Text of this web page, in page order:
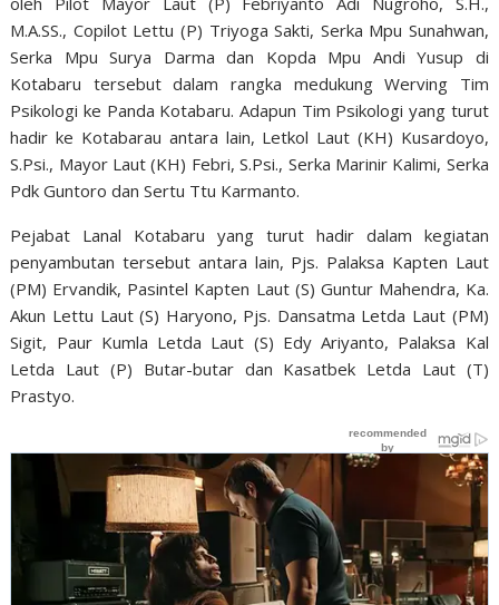
M.A.SS., Copilot Lettu (P) Triyoga Sakti, Serka Mpu Sunahwan,
Serka Mpu Surya Darma dan Kopda Mpu Andi Yusup di
Kotabaru tersebut dalam rangka medukung Werving Tim
Psikologi ke Panda Kotabaru. Adapun Tim Psikologi yang turut
hadir ke Kotabarau antara lain, Letkol Laut (KH) Kusardoyo,
S.Psi., Mayor Laut (KH) Febri, S.Psi., Serka Marinir Kalimi, Serka
Pdk Guntoro dan Sertu Ttu Karmanto.
Pejabat Lanal Kotabaru yang turut hadir dalam kegiatan
penyambutan tersebut antara lain, Pjs. Palaksa Kapten Laut
(PM) Ervandik, Pasintel Kapten Laut (S) Guntur Mahendra, Ka.
Akun Lettu Laut (S) Haryono, Pjs. Dansatma Letda Laut (PM)
Sigit, Paur Kumla Letda Laut (S) Edy Ariyanto, Palaksa Kal
Letda Laut (P) Butar-butar dan Kasatbek Letda Laut (T)
Prastyo.